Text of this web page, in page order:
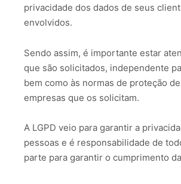
privacidade dos dados de seus
envolvidos.
Sendo assim, é importante estar
que são solicitados, independente
bem como às normas de proteção
empresas que os solicitam.
A LGPD veio para garantir a
pessoas e é responsabilidade de
parte para garantir o cumprimento